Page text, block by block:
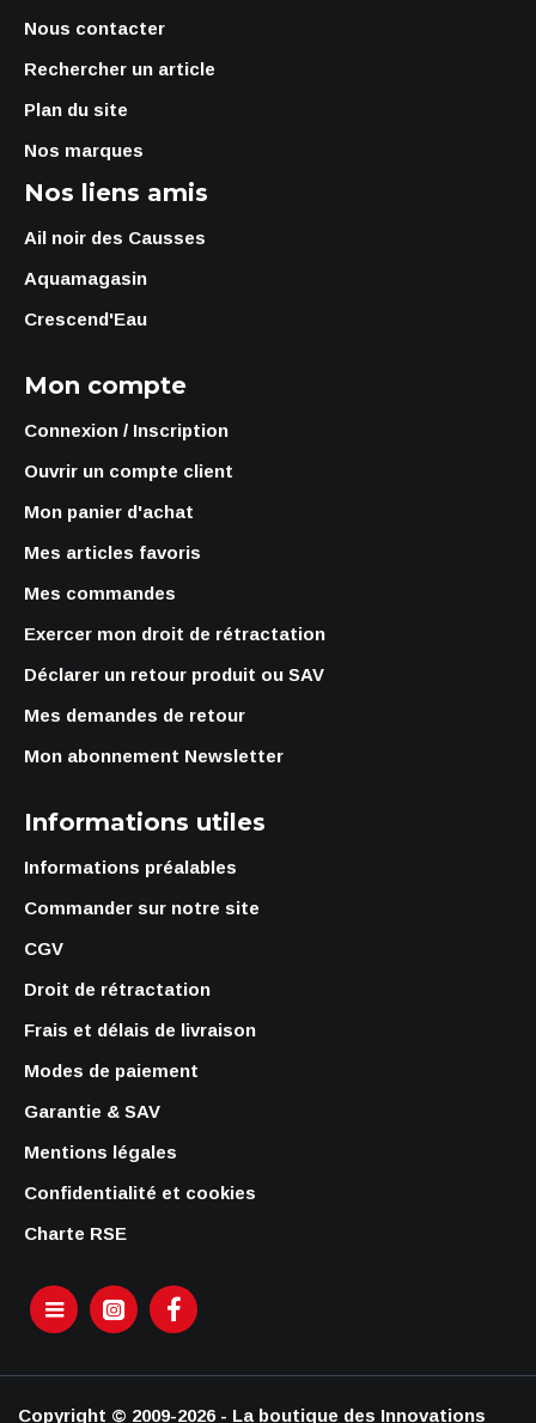
Nous contacter
Rechercher un article
Plan du site
Nos marques
Nos liens amis
Ail noir des Causses
Aquamagasin
Crescend'Eau
Mon compte
Connexion / Inscription
Ouvrir un compte client
Mon panier d'achat
Mes articles favoris
Mes commandes
Exercer mon droit de rétractation
Déclarer un retour produit ou SAV
Mes demandes de retour
Mon abonnement Newsletter
Informations utiles
Informations préalables
Commander sur notre site
CGV
Droit de rétractation
Frais et délais de livraison
Modes de paiement
Garantie & SAV
Mentions légales
Confidentialité et cookies
Charte RSE
Copyright © 2009-2026 - La boutique des Innovations